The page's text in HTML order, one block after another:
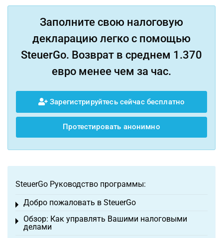
Заполните свою налоговую
декларацию легко с помощью
SteuerGo. Возврат в среднем 1.370
евро менее чем за час.
Зарегистрируйтесь сейчас бесплатно
Протестировать анонимно
SteuerGo Руководство программы:
Добро пожаловать в SteuerGo
Toggle menu
Обзор: Как управлять Вашими налоговыми
делами
Toggle menu